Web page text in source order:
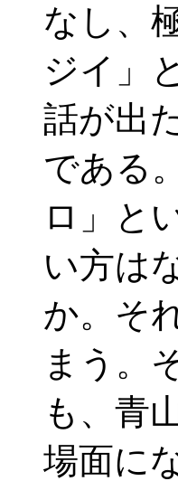
なし、
ジイ」
話が出
である
ロ」と
い方は
か。そ
まう。
も、青
場面に